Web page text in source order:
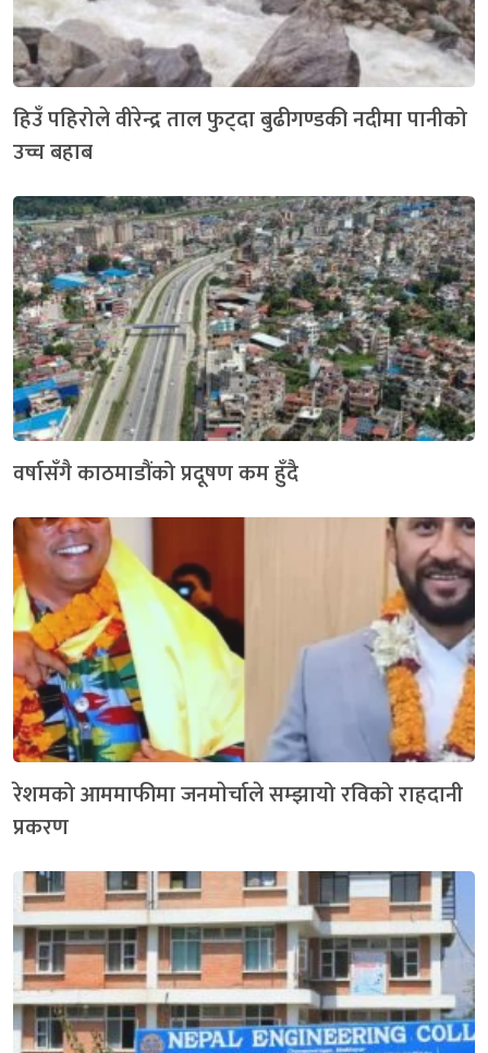
हिउँ पहिरोले वीरेन्द्र ताल फुट्दा बुढीगण्डकी नदीमा पानीको
उच्च बहाब
वर्षासँगै काठमाडौंको प्रदूषण कम हुँदै
रेशमको आममाफीमा जनमाेर्चाले सम्झायो रविको राहदानी
प्रकरण